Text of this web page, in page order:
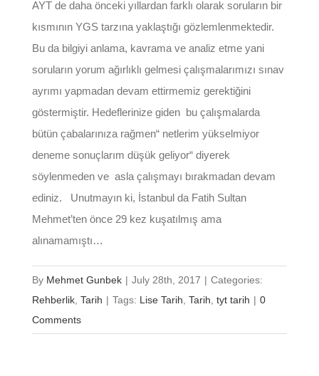
AYT de daha önceki yıllardan farklı olarak soruların bir
kısmının YGS tarzına yaklaştığı gözlemlenmektedir.
Bu da bilgiyi anlama, kavrama ve analiz etme yani
soruların yorum ağırlıklı gelmesi çalışmalarımızı sınav
ayrımı yapmadan devam ettirmemiz gerektiğini
göstermiştir. Hedeflerinize giden bu çalışmalarda
bütün çabalarınıza rağmen“ netlerim yükselmiyor
deneme sonuçlarım düşük geliyor“ diyerek
söylenmeden ve asla çalışmayı bırakmadan devam
ediniz. Unutmayın ki, İstanbul da Fatih Sultan
Mehmet’ten önce 29 kez kuşatılmış ama
alınamamıştı…
By Mehmet Gunbek | July 28th, 2017 | Categories:
Rehberlik, Tarih | Tags: Lise Tarih Tarih tyt tarih | 0
Comments